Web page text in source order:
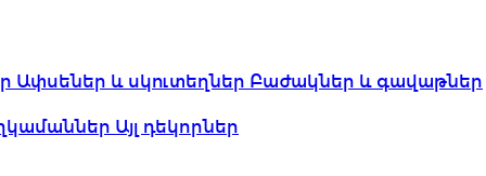
Ափսեներ և սկուտեղներ Բաժակներ և գավաթներ
Այլ դեկորներ